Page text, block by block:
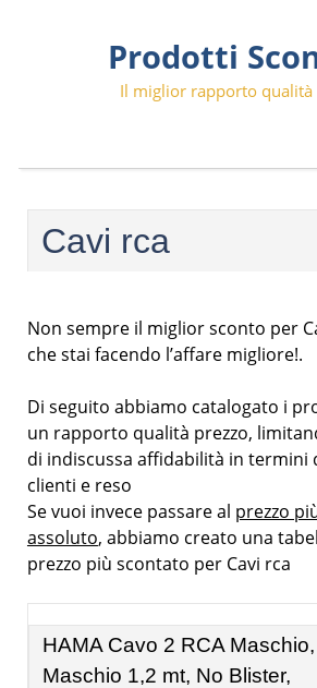
Prodotti
Il miglior rapporto qualità
Cavi rca
Non sempre il miglior sconto per
che stai facendo l’affare migliore!.
Di seguito abbiamo catalogato i
un rapporto qualità prezzo,
di indiscussa affidabilità in termini
clienti e reso
Se vuoi invece passare al prezzo
assoluto, abbiamo creato una
prezzo più scontato per Cavi rca
HAMA Cavo 2 RCA
Maschio 1,2 mt, No Blister,